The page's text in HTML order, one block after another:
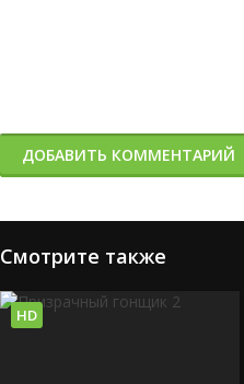
ДОБАВИТЬ КОММЕНТАРИЙ
Смотрите также
HD